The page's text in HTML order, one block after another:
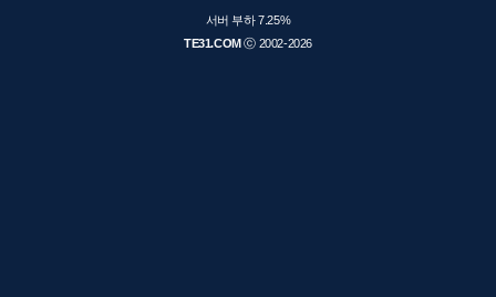
서버 부하 7.25%
TE31.COMⓒ 2002-2026